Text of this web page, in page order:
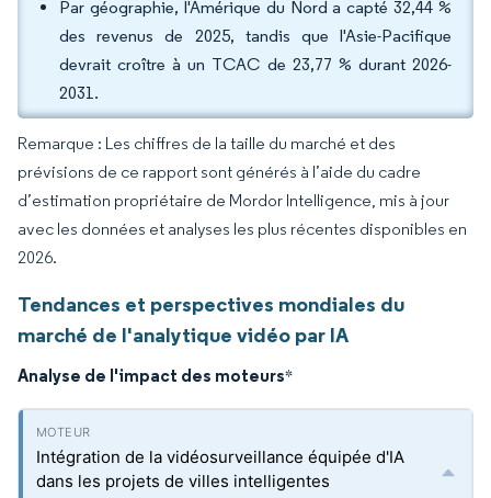
Par géographie, l'Amérique du Nord a capté 32,44 %
des revenus de 2025, tandis que l'Asie-Pacifique
devrait croître à un TCAC de 23,77 % durant 2026-
2031.
Remarque : Les chiffres de la taille du marché et des
prévisions de ce rapport sont générés à l’aide du cadre
d’estimation propriétaire de Mordor Intelligence, mis à jour
avec les données et analyses les plus récentes disponibles en
2026.
Tendances et perspectives mondiales du
marché de l'analytique vidéo par IA
Analyse de l'impact des moteurs*
Intégration de la vidéosurveillance équipée d'IA
dans les projets de villes intelligentes